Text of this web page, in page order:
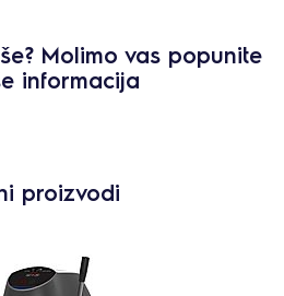
Molimo vas popunite
informacija
proizvodi